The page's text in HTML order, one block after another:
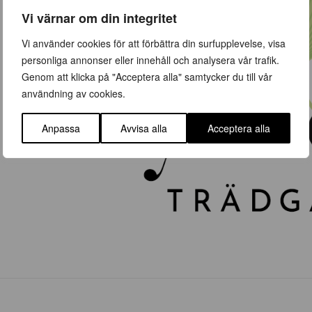
Vi värnar om din integritet
Vi använder cookies för att förbättra din surfupplevelse, visa
personliga annonser eller innehåll och analysera vår trafik.
Genom att klicka på "Acceptera alla" samtycker du till vår
användning av cookies.
Anpassa Avvisa alla Acceptera alla